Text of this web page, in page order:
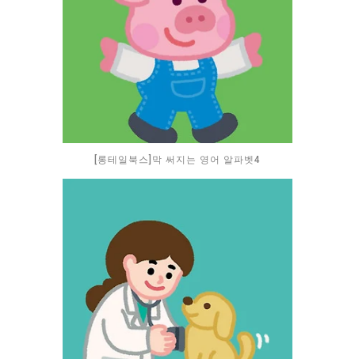
[롱테일북스]막 써지는 영어 알파벳4